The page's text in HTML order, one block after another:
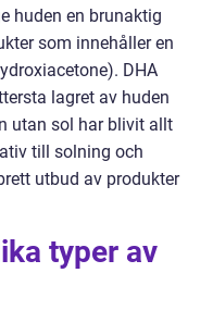
huden en brunaktig
som innehåller en
DHA
lagret av huden
utan sol har blivit allt
till solning och
utbud av produkter
typer av